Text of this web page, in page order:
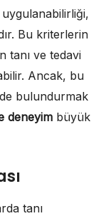
Bu kriterlerin
tanı ve tedavi
Ancak, bu
bulundurmak
deneyim büyük
tanı